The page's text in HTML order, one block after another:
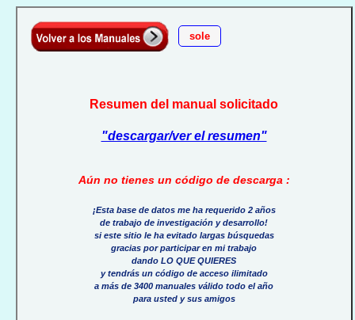
sole
Resumen del manual solicitado
"descargar/ver el resumen"
Aún no tienes un código de descarga :
¡Esta base de datos me ha requerido 2 años
de trabajo de investigación y desarrollo!
si este sitio le ha evitado largas búsquedas
gracias por participar en mi trabajo
dando LO QUE QUIERES
y tendrás un código de acceso ilimitado
a más de 3400 manuales válido todo el año
para usted y sus amigos